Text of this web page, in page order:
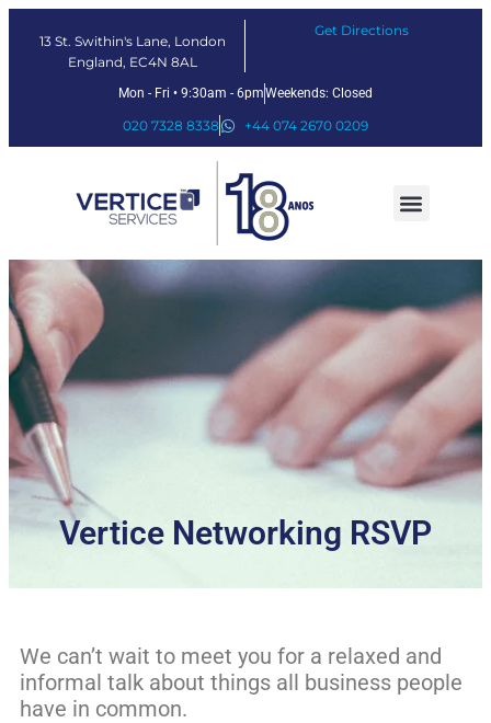
13 St. Swithin's Lane, London
England, EC4N 8AL
Get Directions
Mon - Fri • 9:30am - 6pmWeekends: Closed
020 7328 8338 +44 074 2670 0209
Vertice Networking RSVP
We can’t wait to meet you for a relaxed and
informal talk about things all business people
have in common.